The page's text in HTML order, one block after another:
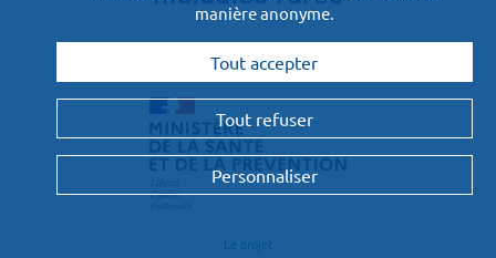
Financées
et pilotées par :
Le projet
manière anonyme.
Tout accepter
Tout refuser
Personnaliser